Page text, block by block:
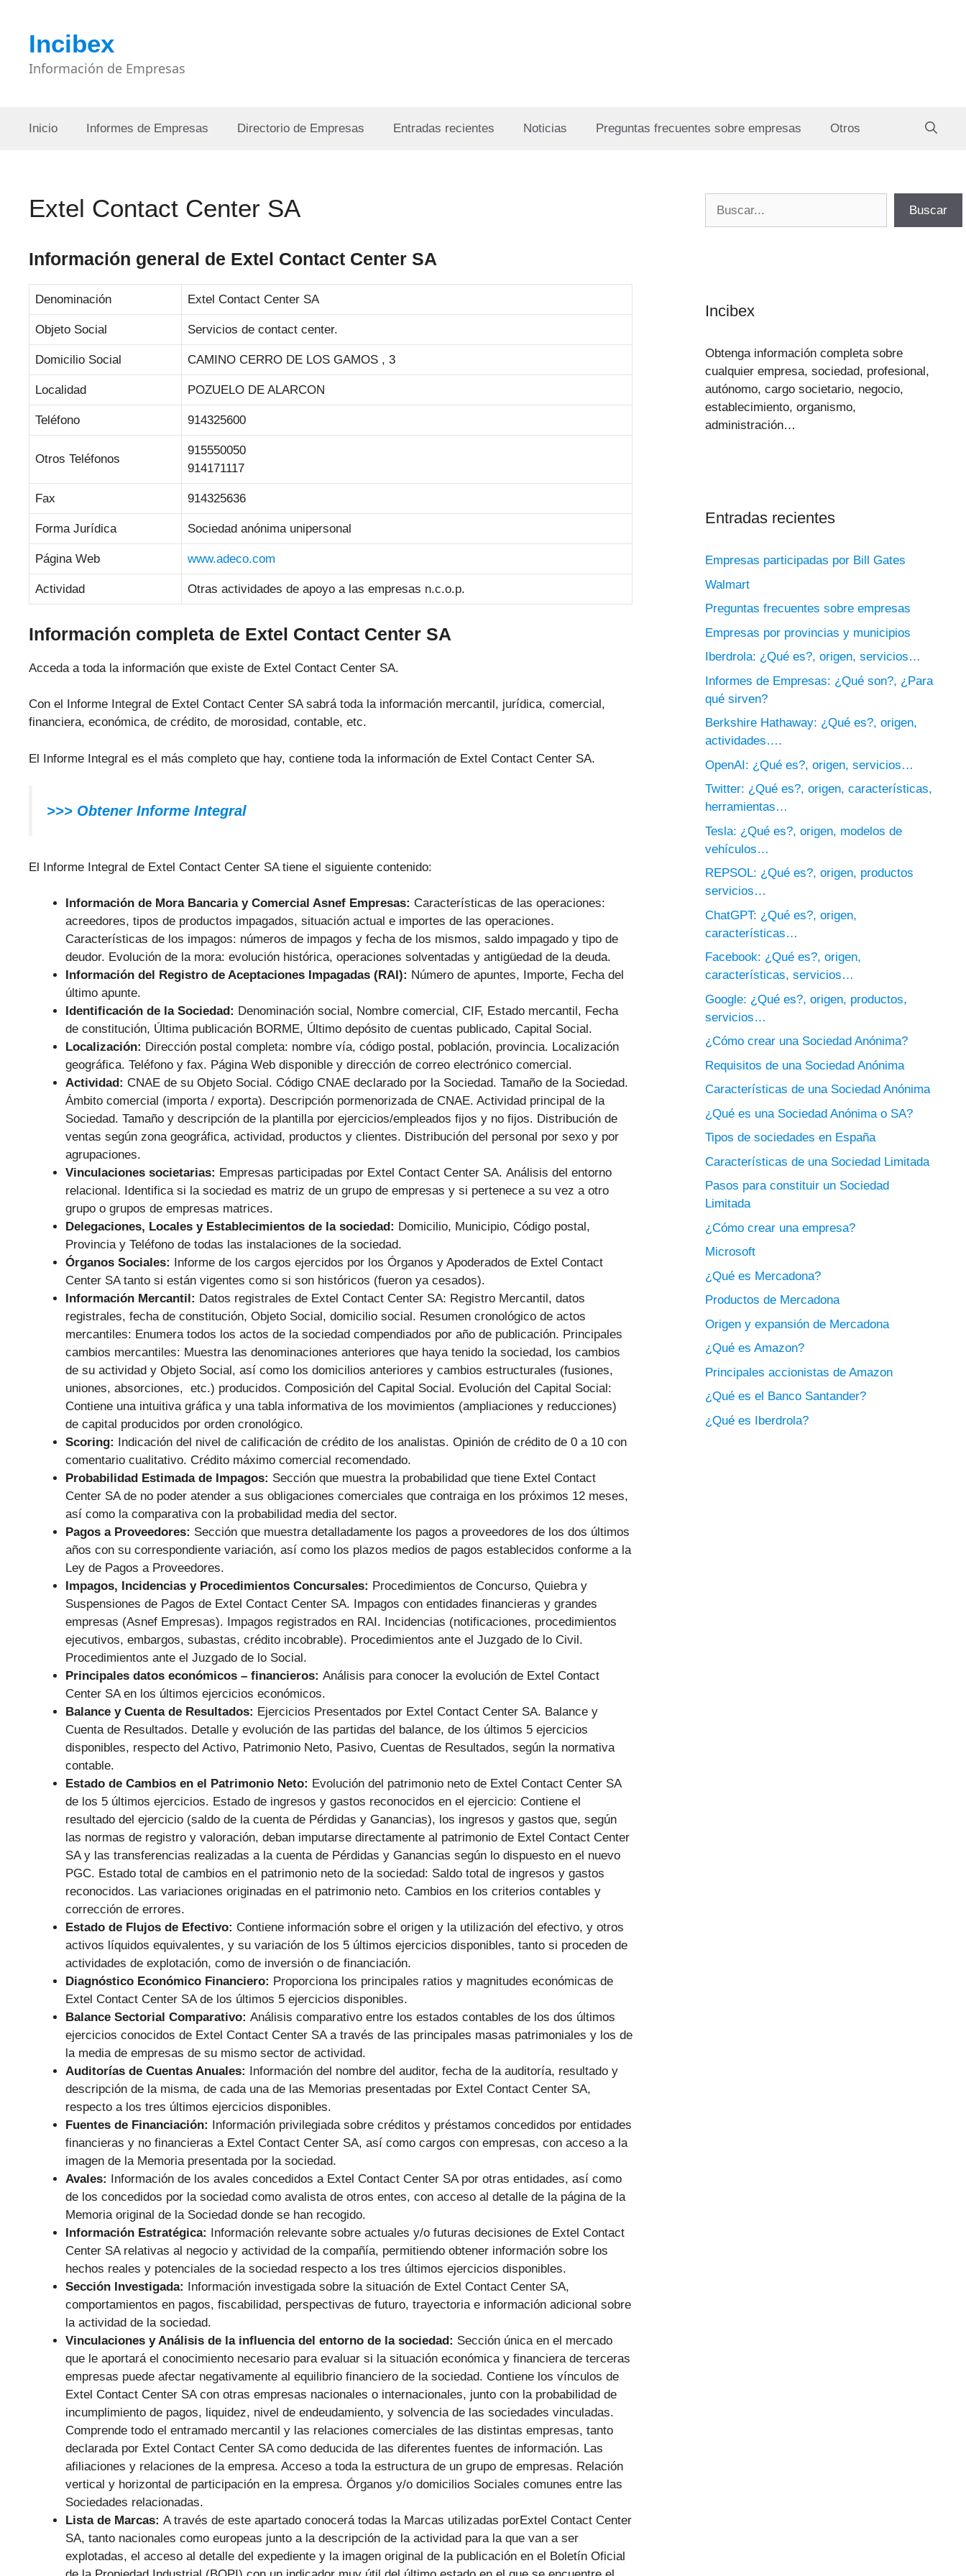
contenidoIncibex
Información de Empresas
Inicio Informes de Empresas Directorio de Empresas Entradas recientes Noticias Preguntas frecuentes sobre empresas Otros
Extel Contact Center SA
Información general de Extel Contact Center SA
Denominación Extel Contact Center SA
Objeto Social Servicios de contact center.
Domicilio Social CAMINO CERRO DE LOS GAMOS , 3
Localidad POZUELO DE ALARCON
Teléfono 914325600
Otros Teléfonos
915550050
914171117
Fax 914325636
Forma Jurídica Sociedad anónima unipersonal
Página Web www.adeco.com
Actividad Otras actividades de apoyo a las empresas n.c.o.p.
Información completa de Extel Contact Center SA
Acceda a toda la información que existe de Extel Contact Center SA.
Con el Informe Integral de Extel Contact Center SA sabrá toda la información mercantil, jurídica, comercial,
financiera, económica, de crédito, de morosidad, contable, etc.
El Informe Integral es el más completo que hay, contiene toda la información de Extel Contact Center SA.
>>> Obtener Informe Integral
El Informe Integral de Extel Contact Center SA tiene el siguiente contenido:
Información de Mora Bancaria y Comercial Asnef Empresas: Características de las operaciones:
acreedores, tipos de productos impagados, situación actual e importes de las operaciones.
Características de los impagos: números de impagos y fecha de los mismos, saldo impagado y tipo de
deudor. Evolución de la mora: evolución histórica, operaciones solventadas y antigüedad de la deuda.
Información del Registro de Aceptaciones Impagadas (RAI): Número de apuntes, Importe, Fecha del
último apunte.
Identificación de la Sociedad: Denominación social, Nombre comercial, CIF, Estado mercantil, Fecha
de constitución, Última publicación BORME, Último depósito de cuentas publicado, Capital Social.
Localización: Dirección postal completa: nombre vía, código postal, población, provincia. Localización
geográfica. Teléfono y fax. Página Web disponible y dirección de correo electrónico comercial.
Actividad: CNAE de su Objeto Social. Código CNAE declarado por la Sociedad. Tamaño de la Sociedad.
Ámbito comercial (importa / exporta). Descripción pormenorizada de CNAE. Actividad principal de la
Sociedad. Tamaño y descripción de la plantilla por ejercicios/empleados fijos y no fijos. Distribución de
ventas según zona geográfica, actividad, productos y clientes. Distribución del personal por sexo y por
agrupaciones.
Vinculaciones societarias: Empresas participadas por Extel Contact Center SA. Análisis del entorno
relacional. Identifica si la sociedad es matriz de un grupo de empresas y si pertenece a su vez a otro
grupo o grupos de empresas matrices.
Delegaciones, Locales y Establecimientos de la sociedad: Domicilio, Municipio, Código postal,
Provincia y Teléfono de todas las instalaciones de la sociedad.
Órganos Sociales: Informe de los cargos ejercidos por los Órganos y Apoderados de Extel Contact
Center SA tanto si están vigentes como si son históricos (fueron ya cesados).
Información Mercantil: Datos registrales de Extel Contact Center SA: Registro Mercantil, datos
registrales, fecha de constitución, Objeto Social, domicilio social. Resumen cronológico de actos
mercantiles: Enumera todos los actos de la sociedad compendiados por año de publicación. Principales
cambios mercantiles: Muestra las denominaciones anteriores que haya tenido la sociedad, los cambios
de su actividad y Objeto Social, así como los domicilios anteriores y cambios estructurales (fusiones,
uniones, absorciones, etc.) producidos. Composición del Capital Social. Evolución del Capital Social:
Contiene una intuitiva gráfica y una tabla informativa de los movimientos (ampliaciones y reducciones)
de capital producidos por orden cronológico.
Scoring: Indicación del nivel de calificación de crédito de los analistas. Opinión de crédito de 0 a 10 con
comentario cualitativo. Crédito máximo comercial recomendado.
Probabilidad Estimada de Impagos: Sección que muestra la probabilidad que tiene Extel Contact
Center SA de no poder atender a sus obligaciones comerciales que contraiga en los próximos 12 meses,
así como la comparativa con la probabilidad media del sector.
Pagos a Proveedores: Sección que muestra detalladamente los pagos a proveedores de los dos últimos
años con su correspondiente variación, así como los plazos medios de pagos establecidos conforme a la
Ley de Pagos a Proveedores.
Impagos, Incidencias y Procedimientos Concursales: Procedimientos de Concurso, Quiebra y
Suspensiones de Pagos de Extel Contact Center SA. Impagos con entidades financieras y grandes
empresas (Asnef Empresas). Impagos registrados en RAI. Incidencias (notificaciones, procedimientos
ejecutivos, embargos, subastas, crédito incobrable). Procedimientos ante el Juzgado de lo Civil.
Procedimientos ante el Juzgado de lo Social.
Principales datos económicos – financieros: Análisis para conocer la evolución de Extel Contact
Center SA en los últimos ejercicios económicos.
Balance y Cuenta de Resultados: Ejercicios Presentados por Extel Contact Center SA. Balance y
Cuenta de Resultados. Detalle y evolución de las partidas del balance, de los últimos 5 ejercicios
disponibles, respecto del Activo, Patrimonio Neto, Pasivo, Cuentas de Resultados, según la normativa
contable.
Estado de Cambios en el Patrimonio Neto: Evolución del patrimonio neto de Extel Contact Center SA
de los 5 últimos ejercicios. Estado de ingresos y gastos reconocidos en el ejercicio: Contiene el
resultado del ejercicio (saldo de la cuenta de Pérdidas y Ganancias), los ingresos y gastos que, según
las normas de registro y valoración, deban imputarse directamente al patrimonio de Extel Contact Center
SA y las transferencias realizadas a la cuenta de Pérdidas y Ganancias según lo dispuesto en el nuevo
PGC. Estado total de cambios en el patrimonio neto de la sociedad: Saldo total de ingresos y gastos
reconocidos. Las variaciones originadas en el patrimonio neto. Cambios en los criterios contables y
corrección de errores.
Estado de Flujos de Efectivo: Contiene información sobre el origen y la utilización del efectivo, y otros
activos líquidos equivalentes, y su variación de los 5 últimos ejercicios disponibles, tanto si proceden de
actividades de explotación, como de inversión o de financiación.
Diagnóstico Económico Financiero: Proporciona los principales ratios y magnitudes económicas de
Extel Contact Center SA de los últimos 5 ejercicios disponibles.
Balance Sectorial Comparativo: Análisis comparativo entre los estados contables de los dos últimos
ejercicios conocidos de Extel Contact Center SA a través de las principales masas patrimoniales y los de
la media de empresas de su mismo sector de actividad.
Auditorías de Cuentas Anuales: Información del nombre del auditor, fecha de la auditoría, resultado y
descripción de la misma, de cada una de las Memorias presentadas por Extel Contact Center SA,
respecto a los tres últimos ejercicios disponibles.
Fuentes de Financiación: Información privilegiada sobre créditos y préstamos concedidos por entidades
financieras y no financieras a Extel Contact Center SA, así como cargos con empresas, con acceso a la
imagen de la Memoria presentada por la sociedad.
Avales: Información de los avales concedidos a Extel Contact Center SA por otras entidades, así como
de los concedidos por la sociedad como avalista de otros entes, con acceso al detalle de la página de la
Memoria original de la Sociedad donde se han recogido.
Información Estratégica: Información relevante sobre actuales y/o futuras decisiones de Extel Contact
Center SA relativas al negocio y actividad de la compañía, permitiendo obtener información sobre los
hechos reales y potenciales de la sociedad respecto a los tres últimos ejercicios disponibles.
Sección Investigada: Información investigada sobre la situación de Extel Contact Center SA,
comportamientos en pagos, fiscabilidad, perspectivas de futuro, trayectoria e información adicional sobre
la actividad de la sociedad.
Vinculaciones y Análisis de la influencia del entorno de la sociedad: Sección única en el mercado
que le aportará el conocimiento necesario para evaluar si la situación económica y financiera de terceras
empresas puede afectar negativamente al equilibrio financiero de la sociedad. Contiene los vínculos de
Extel Contact Center SA con otras empresas nacionales o internacionales, junto con la probabilidad de
incumplimiento de pagos, liquidez, nivel de endeudamiento, y solvencia de las sociedades vinculadas.
Comprende todo el entramado mercantil y las relaciones comerciales de las distintas empresas, tanto
declarada por Extel Contact Center SA como deducida de las diferentes fuentes de información. Las
afiliaciones y relaciones de la empresa. Acceso a toda la estructura de un grupo de empresas. Relación
vertical y horizontal de participación en la empresa. Órganos y/o domicilios Sociales comunes entre las
Sociedades relacionadas.
Lista de Marcas: A través de este apartado conocerá todas la Marcas utilizadas porExtel Contact Center
SA, tanto nacionales como europeas junto a la descripción de la actividad para la que van a ser
explotadas, el acceso al detalle del expediente y la imagen original de la publicación en el Boletín Oficial
Buscar
Incibex
Obtenga información completa sobre
cualquier empresa, sociedad, profesional,
autónomo, cargo societario, negocio,
establecimiento, organismo,
administración…
Entradas recientes
Empresas participadas por Bill Gates
Walmart
Preguntas frecuentes sobre empresas
Empresas por provincias y municipios
Iberdrola: ¿Qué es?, origen, servicios…
Informes de Empresas: ¿Qué son?, ¿Para
qué sirven?
Berkshire Hathaway: ¿Qué es?, origen,
actividades….
OpenAI: ¿Qué es?, origen, servicios…
Twitter: ¿Qué es?, origen, características,
herramientas…
Tesla: ¿Qué es?, origen, modelos de
vehículos…
REPSOL: ¿Qué es?, origen, productos
servicios…
ChatGPT: ¿Qué es?, origen,
características…
Facebook: ¿Qué es?, origen,
características, servicios…
Google: ¿Qué es?, origen, productos,
servicios…
¿Cómo crear una Sociedad Anónima?
Requisitos de una Sociedad Anónima
Características de una Sociedad Anónima
¿Qué es una Sociedad Anónima o SA?
Tipos de sociedades en España
Características de una Sociedad Limitada
Pasos para constituir un Sociedad
Limitada
¿Cómo crear una empresa?
Microsoft
¿Qué es Mercadona?
Productos de Mercadona
Origen y expansión de Mercadona
¿Qué es Amazon?
Principales accionistas de Amazon
¿Qué es el Banco Santander?
¿Qué es Iberdrola?